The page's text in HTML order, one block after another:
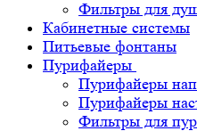
Фильтры для
Кабинетные системы
Питьевые фонтаны
Пурифайеры
Пурифайеры
Пурифайеры
Фильтры для